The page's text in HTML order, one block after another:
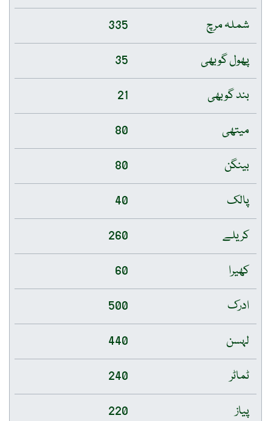
شملہ مرچ
335
پھول گوبھی
35
بند گوبھی
21
میتھی
80
بینگن
80
پالک
40
کریلے
260
کھیرا
60
ادرک
500
لہسن
440
ٹماٹر
240
پیاز
220